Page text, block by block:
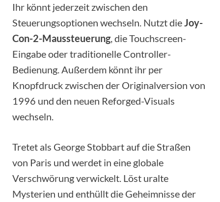
Ihr könnt jederzeit zwischen den
Steuerungsoptionen wechseln. Nutzt die Joy-
Con-2-Maussteuerung, die Touchscreen-
Eingabe oder traditionelle Controller-
Bedienung. Außerdem könnt ihr per
Knopfdruck zwischen der Originalversion von
1996 und den neuen Reforged-Visuals
wechseln.
Tretet als George Stobbart auf die Straßen
von Paris und werdet in eine globale
Verschwörung verwickelt. Löst uralte
Mysterien und enthüllt die Geheimnisse der